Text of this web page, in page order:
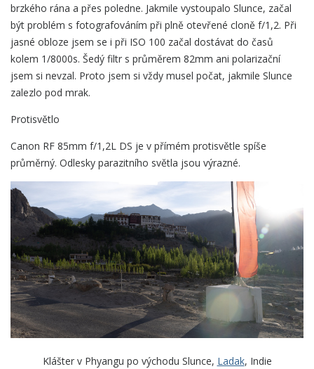
brzkého rána a přes poledne. Jakmile vystoupalo Slunce, začal
být problém s fotografováním při plně otevřené cloně f/1,2. Při
jasné obloze jsem se i při ISO 100 začal dostávat do časů
kolem 1/8000s. Šedý filtr s průměrem 82mm ani polarizační
jsem si nevzal. Proto jsem si vždy musel počat, jakmile Slunce
zalezlo pod mrak.
Protisvětlo
Canon RF 85mm f/1,2L DS je v přímém protisvětle spíše
průměrný. Odlesky parazitního světla jsou výrazné.
Klášter v Phyangu po východu Slunce, Ladak, In­die